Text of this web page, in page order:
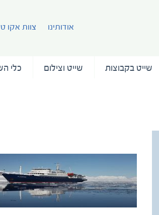
אודותינו צוות אקו
שייט בקבוצות שייט וצילום כלי